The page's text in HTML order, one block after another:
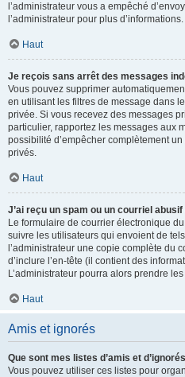
l’administrateur vous a empêché
l’administrateur pour plus d’informations.
Haut
Je reçois sans arrêt des messages
Vous pouvez supprimer
en utilisant les filtres de message dans
privée. Si vous recevez des messages
particulier, rapportez les messages aux
possibilité d’empêcher complètement
privés.
Haut
J’ai reçu un spam ou un courriel
Le formulaire de courrier électronique
suivre les utilisateurs qui envoient de
l’administrateur une copie complète du
d’inclure l’en-tête (il contient des
L’administrateur pourra alors prendre
Haut
Amis et ignorés
Que sont mes listes d’amis et
Vous pouvez utiliser ces listes pour